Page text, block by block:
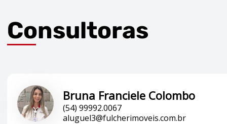
Consultoras
Bruna Franciele Colombo
(54) 99992.0067
aluguel3@fulcherimoveis.com.br